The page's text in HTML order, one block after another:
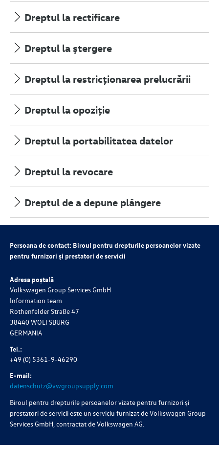
Dreptul la rectificare
Dreptul la ștergere
Dreptul la restricționarea prelucrării
Dreptul la opoziție
Dreptul la portabilitatea datelor
Dreptul la revocare
Dreptul de a depune plângere
Persoana de contact: Biroul pentru drepturile persoanelor vizate
pentru furnizori și prestatori de servicii
Adresa poștală
Volkswagen Group Services GmbH
Information team
Rothenfelder Straße 47
38440 WOLFSBURG
GERMANIA
Tel.:
+49 (0) 5361-9-46290
E-mail:
datenschutz@vwgroupsupply.com
Biroul pentru drepturile persoanelor vizate pentru furnizori și
prestatori de servicii este un serviciu furnizat de Volkswagen Group
Services GmbH, contractat deVolkswagen AG.